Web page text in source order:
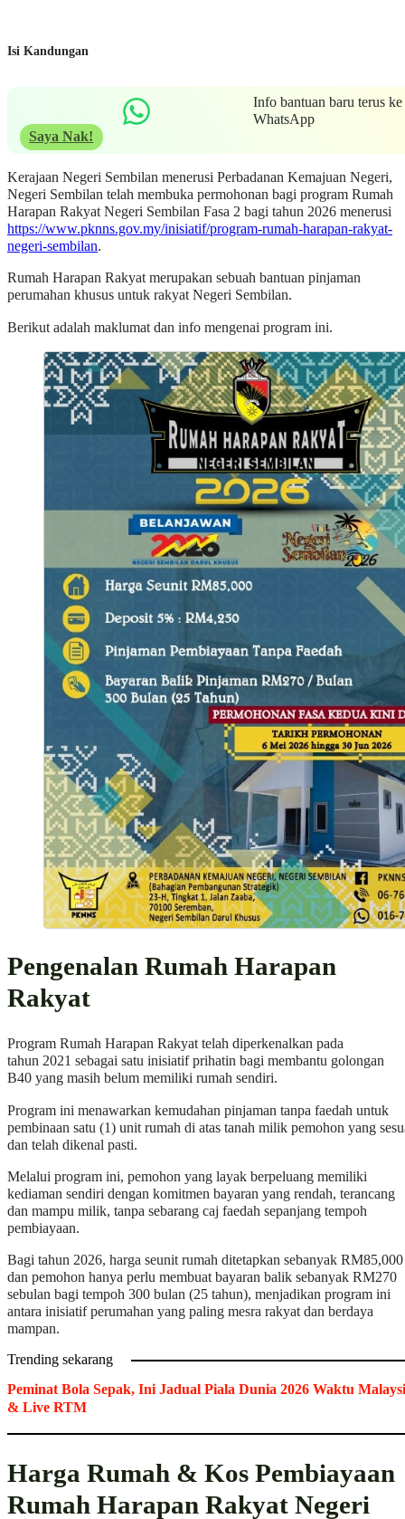
Isi Kandungan
Info bantuan baru terus ke
WhatsApp
Saya Nak!
Kerajaan Negeri Sembilan menerusi Perbadanan Kemajuan Negeri,
Negeri Sembilan telah membuka permohonan bagi program Rumah
Harapan Rakyat Negeri Sembilan Fasa 2 bagi tahun 2026 menerusi
https://www.pknns.gov.my/inisiatif/program-rumah-harapan-rakyat-
negeri-sembilan.
Rumah Harapan Rakyat merupakan sebuah bantuan pinjaman
perumahan khusus untuk rakyat Negeri Sembilan.
Berikut adalah maklumat dan info mengenai program ini.
Pengenalan Rumah Harapan
Rakyat
Program Rumah Harapan Rakyat telah diperkenalkan pada
tahun 2021 sebagai satu inisiatif prihatin bagi membantu golongan
B40 yang masih belum memiliki rumah sendiri.
Program ini menawarkan kemudahan pinjaman tanpa faedah untuk
pembinaan satu (1) unit rumah di atas tanah milik pemohon yang
dan telah dikenal pasti.
Melalui program ini, pemohon yang layak berpeluang memiliki
kediaman sendiri dengan komitmen bayaran yang rendah, terancang
dan mampu milik, tanpa sebarang caj faedah sepanjang tempoh
pembiayaan.
Bagi tahun 2026, harga seunit rumah ditetapkan sebanyak RM85,000
dan pemohon hanya perlu membuat bayaran balik sebanyak RM270
sebulan bagi tempoh 300 bulan (25 tahun), menjadikan program ini
antara inisiatif perumahan yang paling mesra rakyat dan berdaya
mampan.
Trending sekarang
Peminat Bola Sepak, Ini Jadual Piala Dunia 2026 Waktu
& Live RTM
Harga Rumah & Kos Pembiayaan
Rumah Harapan Rakyat Negeri